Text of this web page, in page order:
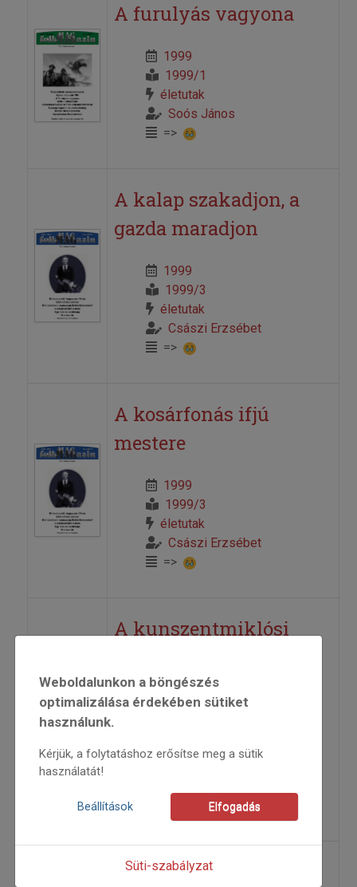
A furulyás vagyona
1999
1999/1
életutak
Soós János
=>
A kalap szakadjon, a
gazda maradjon
1999
1999/3
életutak
Császi Erzsébet
=>
A kosárfonás ifjú
mestere
1999
1999/3
életutak
Császi Erzsébet
=>
A kunszentmiklósi
(1886–1973)
2001/4
A magányos
Weboldalunkon a böngészés
optimalizálása érdekében sütiket
használunk.
Kérjük, a folytatáshoz erősítse meg a sütik
használatát!
Beállítások Elfogadás
Süti-szabályzat